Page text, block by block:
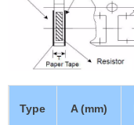
Type A (mm)